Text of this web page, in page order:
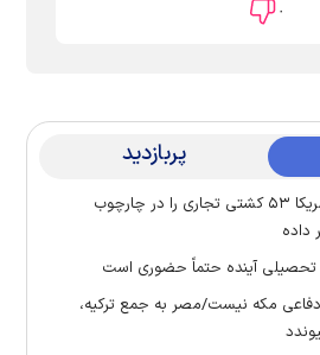
۰
پربازدید
روز ۱۶۲ جنگ | سنتکام: آمریکا ۵۳ کشتی تجاری را در چارچوب
داده
تحصیلی آینده حتماً حضوری است
مکه نیست/مصر به جمع ترکیه،